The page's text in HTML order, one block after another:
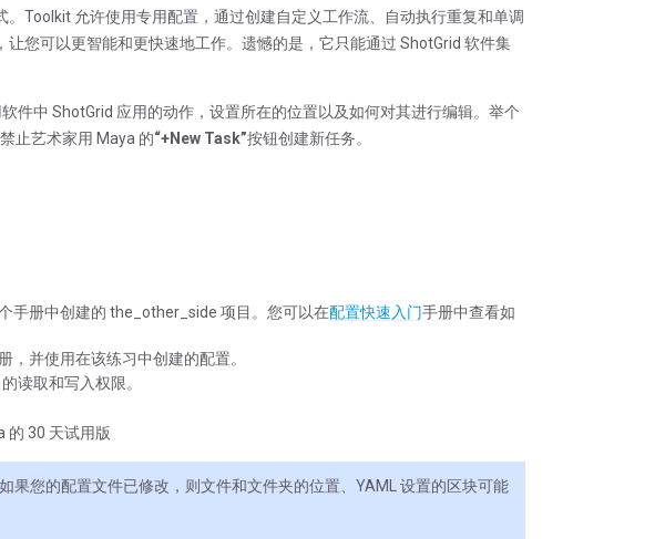
Toolkit 允许使用专用配置，通过创建自定义工作流、自动执行重复和单调
您可以更智能和更快速地工作。遗憾的是，它只能通过 ShotGrid 软件集
件中 ShotGrid 应用的动作，设置所在的位置以及如何对其进行编辑。举个
止艺术家用 Maya 的“+New Task”按钮创建新任务。
手册中创建的 the_other_side 项目。您可以在配置快速入门手册中查看如
，并使用在该练习中创建的配置。
读取和写入权限。
的 30 天试用版
果您的配置文件已修改，则文件和文件夹的位置、YAML 设置的区块可能